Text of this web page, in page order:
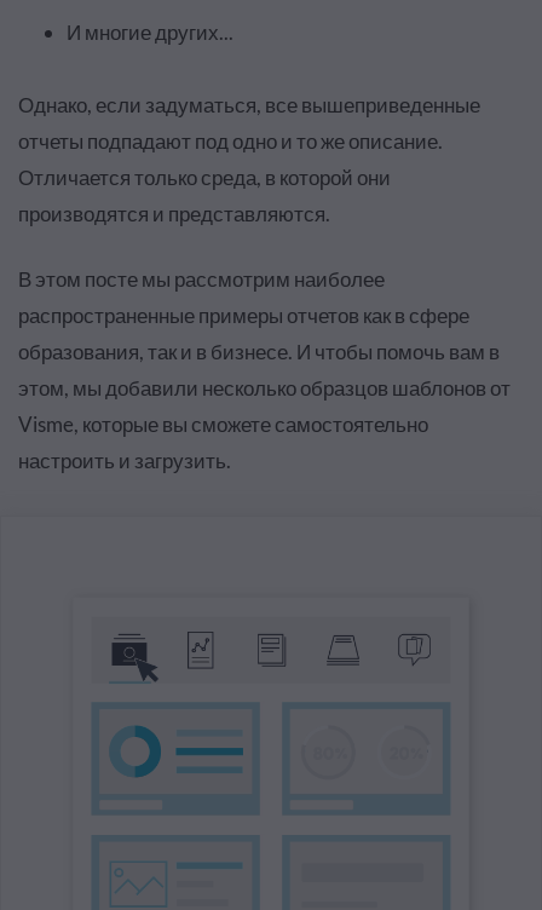
И многие других...
Однако, если задуматься, все вышеприведенные
отчеты подпадают под одно и то же описание.
Отличается только среда, в которой они
производятся и представляются.
В этом посте мы рассмотрим наиболее
распространенные примеры отчетов как в сфере
образования, так и в бизнесе. И чтобы помочь вам в
этом, мы добавили несколько образцов шаблонов от
Visme, которые вы сможете самостоятельно
настроить и загрузить.